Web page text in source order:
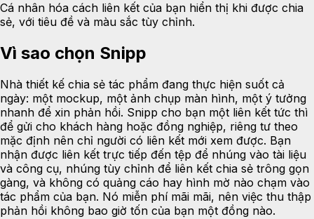
Cá nhân hóa cách liên kết của bạn hiển thị khi được chia
sẻ, với tiêu đề và màu sắc tùy chỉnh.
Vì sao chọn Snipp
Nhà thiết kế chia sẻ tác phẩm đang thực hiện suốt cả
ngày: một mockup, một ảnh chụp màn hình, một ý tưởng
nhanh để xin phản hồi. Snipp cho bạn một liên kết tức thì
để gửi cho khách hàng hoặc đồng nghiệp, riêng tư theo
mặc định nên chỉ người có liên kết mới xem được. Bạn
nhận được liên kết trực tiếp đến tệp để nhúng vào tài liệu
và công cụ, nhúng tùy chỉnh để liên kết chia sẻ trông gọn
gàng, và không có quảng cáo hay hình mờ nào chạm vào
tác phẩm của bạn. Nó miễn phí mãi mãi, nên việc thu thập
phản hồi không bao giờ tốn của bạn một đồng nào.